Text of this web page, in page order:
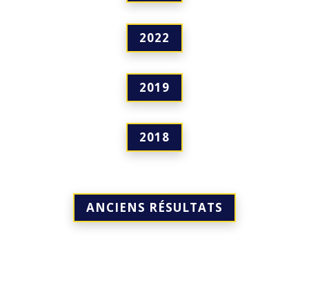
2022
2019
2018
ANCIENS RÉSULTATS